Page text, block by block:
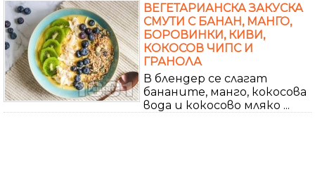
ВЕГЕТАРИАНСКА ЗАКУСКА
СМУТИ С БАНАН, МАНГО,
БОРОВИНКИ, КИВИ,
КОКОСОВ ЧИПС И
ГРАНОЛА
В блендер се слагат
бананите, манго, кокосова
вода и кокосово мляко ...